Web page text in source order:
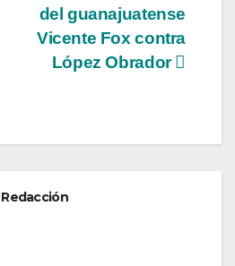
del guanajuatense
Vicente Fox contra
López Obrador
Redacción